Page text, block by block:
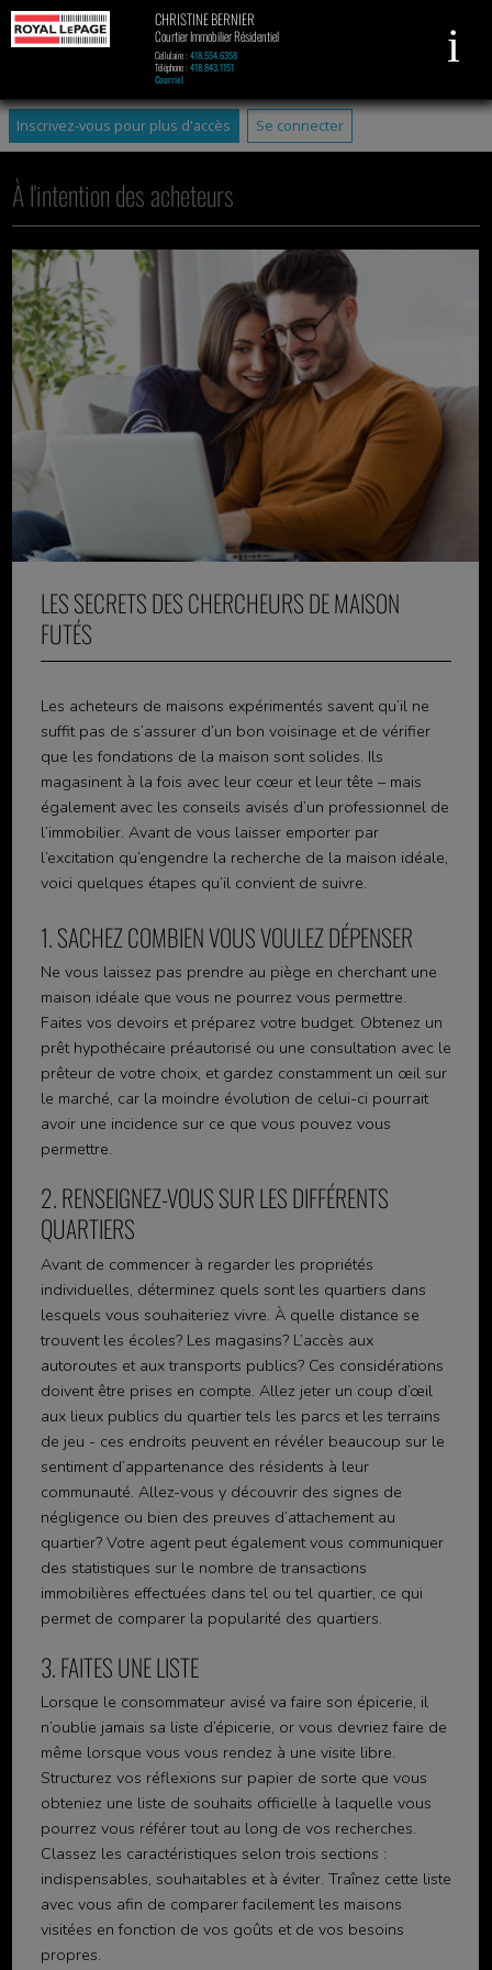
Inscrivez-vous pour plus d'accès Se connecter
CHRISTINE BERNIER
Courtier Immobilier Résidentiel
Cellulaire : 418.554.6358
Téléphone : 418.843.1151
Courriel
À l'intention des acheteurs
LES SECRETS DES CHERCHEURS DE MAISON
FUTÉS
Les acheteurs de maisons expérimentés savent qu’il ne
suffit pas de s’assurer d’un bon voisinage et de vérifier
que les fondations de la maison sont solides. Ils
magasinent à la fois avec leur cœur et leur tête – mais
également avec les conseils avisés d’un professionnel de
l’immobilier. Avant de vous laisser emporter par
l’excitation qu’engendre la recherche de la maison idéale,
voici quelques étapes qu’il convient de suivre.
1. SACHEZ COMBIEN VOUS VOULEZ DÉPENSER
Ne vous laissez pas prendre au piège en cherchant une
maison idéale que vous ne pourrez vous permettre.
Faites vos devoirs et préparez votre budget. Obtenez un
prêt hypothécaire préautorisé ou une consultation avec le
prêteur de votre choix, et gardez constamment un œil sur
le marché, car la moindre évolution de celui-ci pourrait
avoir une incidence sur ce que vous pouvez vous
permettre.
2. RENSEIGNEZ-VOUS SUR LES DIFFÉRENTS
QUARTIERS
Avant de commencer à regarder les propriétés
individuelles, déterminez quels sont les quartiers dans
lesquels vous souhaiteriez vivre. À quelle distance se
trouvent les écoles? Les magasins? L’accès aux
autoroutes et aux transports publics? Ces considérations
doivent être prises en compte. Allez jeter un coup d’œil
aux lieux publics du quartier tels les parcs et les terrains
de jeu - ces endroits peuvent en révéler beaucoup sur le
sentiment d’appartenance des résidents à leur
communauté. Allez-vous y découvrir des signes de
négligence ou bien des preuves d’attachement au
quartier? Votre agent peut également vous communiquer
des statistiques sur le nombre de transactions
immobilières effectuées dans tel ou tel quartier, ce qui
permet de comparer la popularité des quartiers.
3. FAITES UNE LISTE
Lorsque le consommateur avisé va faire son épicerie, il
n’oublie jamais sa liste d’épicerie, or vous devriez faire de
même lorsque vous vous rendez à une visite libre.
Structurez vos réflexions sur papier de sorte que vous
obteniez une liste de souhaits officielle à laquelle vous
pourrez vous référer tout au long de vos recherches.
Classez les caractéristiques selon trois sections :
indispensables, souhaitables et à éviter. Traînez cette liste
avec vous afin de comparer facilement les maisons
visitées en fonction de vos goûts et de vos besoins
propres.